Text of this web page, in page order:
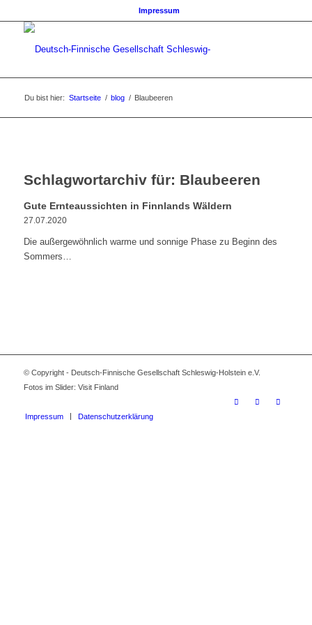
Impressum
Du bist hier: Startseite / blog / Blaubeeren
Schlagwortarchiv für: Blaubeeren
Gute Ernteaussichten in Finnlands Wäldern
27.07.2020
Die außergewöhnlich warme und sonnige Phase zu Beginn des
Sommers…
© Copyright - Deutsch-Finnische Gesellschaft Schleswig-Holstein e.V.
Fotos im Slider: Visit Finland
Impressum Datenschutzerklärung